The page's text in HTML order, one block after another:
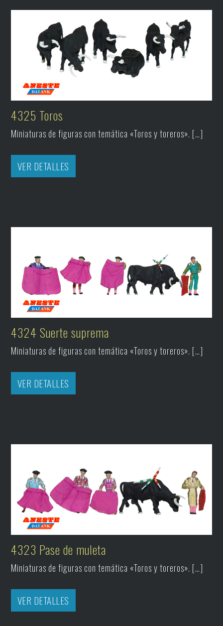
4325 Toros
Miniaturas de figuras con temática «Toros y toreros». […]
VER DETALLES
4324 Suerte suprema
Miniaturas de figuras con temática «Toros y toreros». […]
VER DETALLES
4323 Pase de muleta
Miniaturas de figuras con temática «Toros y toreros». […]
VER DETALLES